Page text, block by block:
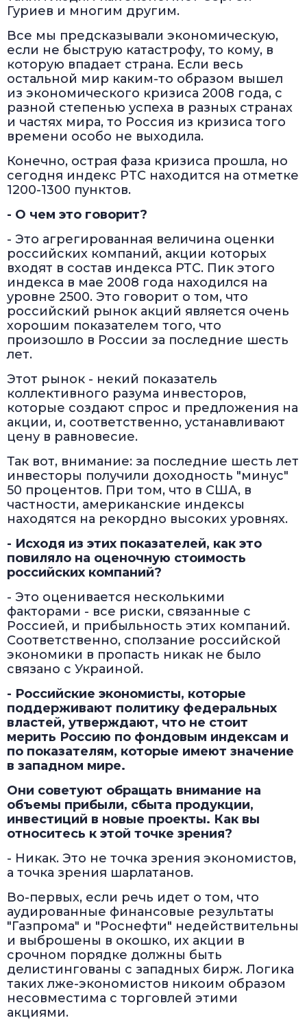
Гуриев и многим другим.
Все мы предсказывали экономическую,
если не быструю катастрофу, то кому, в
которую впадает страна. Если весь
остальной мир каким-то образом вышел
из экономического кризиса 2008 года, с
разной степенью успеха в разных странах
и частях мира, то Россия из кризиса того
времени особо не выходила.
Конечно, острая фаза кризиса прошла, но
сегодня индекс РTC находится на отметке
1200-1300 пунктов.
- О чем это говорит?
- Это агрегированная величина оценки
российских компаний, акции которых
входят в состав индекса РТС. Пик этого
индекса в мае 2008 года находился на
уровне 2500. Это говорит о том, что
российский рынок акций является очень
хорошим показателем того, что
произошло в России за последние шесть
лет.
Этот рынок - некий показатель
коллективного разума инвесторов,
которые создают спрос и предложения на
акции, и, соответственно, устанавливают
цену в равновесие.
Так вот, внимание: за последние шесть лет
инвесторы получили доходность "минус"
50 процентов. При том, что в США, в
частности, американские индексы
находятся на рекордно высоких уровнях.
- Исходя из этих показателей, как это
повиляло на оценочную стоимость
российских компаний?
- Это оценивается несколькими
факторами - все риски, связанные с
Россией, и прибыльность этих компаний.
Соответственно, сползание российской
экономики в пропасть никак не было
связано с Украиной.
- Российские экономисты, которые
поддерживают политику федеральных
властей, утверждают, что не стоит
мерить Россию по фондовым индексам и
по показателям, которые имеют значение
в западном мире.
Они советуют обращать внимание на
объемы прибыли, сбыта продукции,
инвестиций в новые проекты. Как вы
относитесь к этой точке зрения?
- Никак. Это не точка зрения экономистов,
а точка зрения шарлатанов.
Во-первых, если речь идет о том, что
аудированные финансовые результаты
"Газпрома" и "Роснефти" недействительны
и выброшены в окошко, их акции в
срочном порядке должны быть
делистингованы с западных бирж. Логика
таких лже-экономистов никоим образом
несовместима с торговлей этими
акциями.